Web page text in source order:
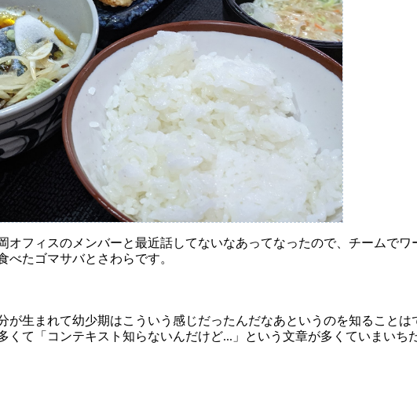
フィスのメンバーと最近話してないなあってなったので、チームでワ
たゴマサバとさわらです。
が生まれて幼少期はこういう感じだったんだなあというのを知ることは
て「コンテキスト知らないんだけど...」という文章が多くていまいち